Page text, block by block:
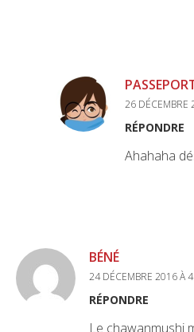
26 DÉCEMBRE
RÉPONDRE
Ahahaha
BÉNÉ
24 DÉCEMBRE 2016 À
RÉPONDRE
Le chawanmushi